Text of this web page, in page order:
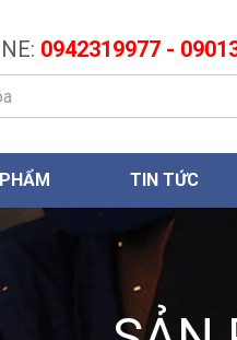
0942319977 -
TIN TỨC